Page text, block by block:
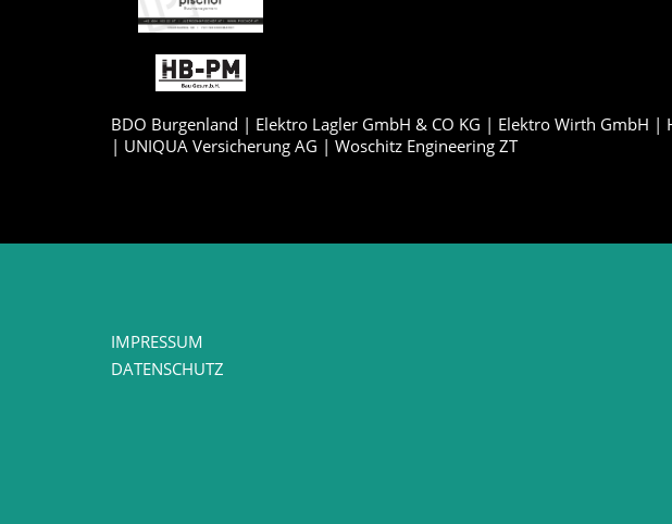
BDO Burgenland | Elektro Lagler GmbH & CO KG | Elektro Wirth GmbH
| UNIQUA Versicherung AG | Woschitz Engineering ZT
IMPRESSUM
DATENSCHUTZ